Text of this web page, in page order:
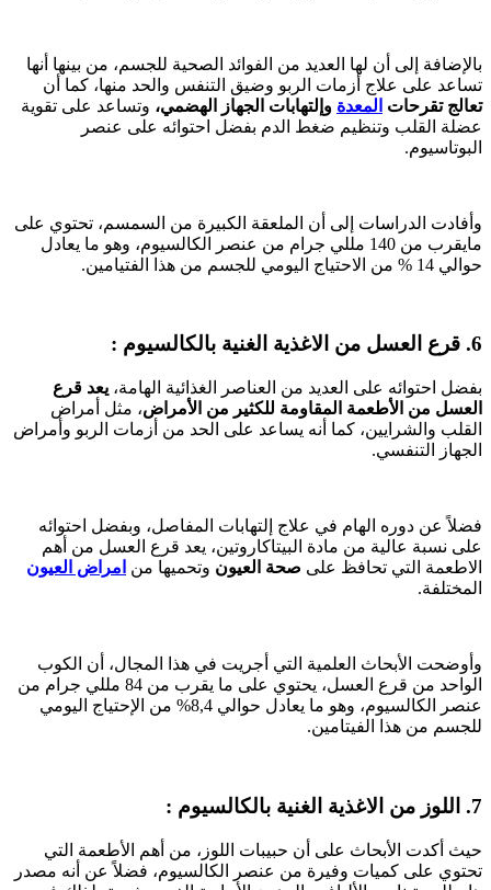
بالإضافة إلى أن لها العديد من الفوائد الصحية للجسم، من بينها أنها
تساعد على علاج أزمات الربو وضيق التنفس والحد منها، كما أن
تعالج تقرحات المعدة وإلتهابات الجهاز الهضمي، وتساعد على تقوية
عضلة القلب وتنظيم ضغط الدم بفضل احتوائه على عنصر
البوتاسيوم.
وأفادت الدراسات إلى أن الملعقة الكبيرة من السمسم، تحتوي على
مايقرب من 140 مللي جرام من عنصر الكالسيوم، وهو ما يعادل
حوالي 14 % من الاحتياج اليومي للجسم من هذا الفتيامين.
6. قرع العسل من الاغذية الغنية بالكالسيوم :
بفضل احتوائه على العديد من العناصر الغذائية الهامة، يعد قرع
العسل من الأطعمة المقاومة للكثير من الأمراض، مثل أمراض
القلب والشرايين، كما أنه يساعد على الحد من أزمات الربو وأمراض
الجهاز التنفسي.
فضلاً عن دوره الهام في علاج إلتهابات المفاصل، وبفضل احتوائه
على نسبة عالية من مادة البيتاكاروتين، يعد قرع العسل من أهم
الاطعمة التي تحافظ على صحة العيون وتحميها من امراض العيون
المختلفة.
وأوضحت الأبحاث العلمية التي أجريت في هذا المجال، أن الكوب
الواحد من قرع العسل، يحتوي على ما يقرب من 84 مللي جرام من
عنصر الكالسيوم، وهو ما يعادل حوالي 8,4% من الإحتياج اليومي
للجسم من هذا الفيتامين.
7. اللوز من الاغذية الغنية بالكالسيوم :
حيث أكدت الأبحاث على أن حبيبات اللوز، من أهم الأطعمة التي
تحتوي على كميات وفيرة من عنصر الكالسيوم، فضلاً عن أنه مصدر